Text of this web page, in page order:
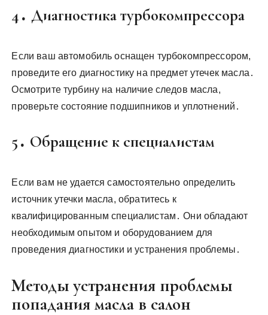
4․ Диагностика турбокомпрессора
Если ваш автомобиль оснащен турбокомпрессором,
проведите его диагностику на предмет утечек масла․
Осмотрите турбину на наличие следов масла,
проверьте состояние подшипников и уплотнений․
5․ Обращение к специалистам
Если вам не удается самостоятельно определить
источник утечки масла, обратитесь к
квалифицированным специалистам․ Они обладают
необходимым опытом и оборудованием для
проведения диагностики и устранения проблемы․
Методы устранения проблемы
попадания масла в салон